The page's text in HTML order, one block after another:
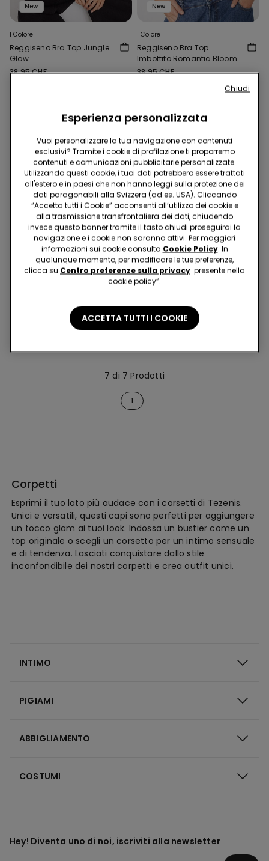
New
1 Colore
Reggiseno Bra Top Jungle
Glow
38.95 CHF
New
1 Colore
Reggiseno Bra Top
Imbottito Romantic Bloom
38.95 CHF
2x CHF 20
Reggiseno Bra Top Push-
Up Sauvage Soul
15.00 CHF-61%
7 di 7 Prodotti
1
Corpetti
Esprimi il tuo lato più audace con i corsetti di Tezenis.
Unici e versatili, questi capi sono perfetti per aggiungere
un tocco glam ai tuoi look. Indossa un bustier come un
top originale o scegli un corsetto per un intimo sensuale
e di tendenza. Lasciati conquistare dallo stile
inconfondibile dei nostri corpetti e crea outfit unici.
INTIMO
PIGIAMI
ABBIGLIAMENTO
COSTUMI
Hey! Diventa uno di noi, iscriviti alla newsletter
Esperienza personalizzata
Vuoi personalizzare la tua navigazione con contenuti
esclusivi? Tramite i cookie di profilazione ti proporremo
contenuti e comunicazioni pubblicitarie personalizzate.
Utilizzando questi cookie, i tuoi dati potrebbero essere trattati
all'estero e in paesi che non hanno leggi sulla protezione dei
dati paragonabili alla Svizzera (ad es. USA). Cliccando
“Accetta tutti i Cookie” acconsenti all’utilizzo dei cookie e
alla trasmissione transfrontaliera dei dati, chiudendo
invece questo banner tramite il tasto chiudi proseguirai la
navigazione e i cookie non saranno attivi. Per maggiori
informazioni sui cookie consulta Cookie Policy. In
qualunque momento, per modificare le tue preferenze,
clicca su Centro preferenze sulla privacy presente nella
cookie policy”.
ACCETTA TUTTI I COOKIE
Chiudi